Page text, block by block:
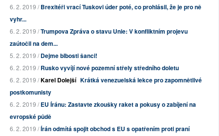
6. 2. 2019 /Brexitéři vrací Tuskovi úder poté, co prohlásil, že je pro ně
vyhr...
6. 2. 2019 /Trumpova Zpráva o stavu Unie: V konfliktním projevu
zaútočil na dem...
5. 2. 2019 /Dejme blbosti šanci!
6. 2. 2019 /Rusko vyvíjí nové pozemní střely středního doletu
6. 2. 2019 /Karel Dolejší Krátká venezuelská lekce pro zapomnětlivé
postkomunisty
6. 2. 2019 /EU Íránu: Zastavte zkoušky raket a pokusy o zabíjení na
evropské půdě
6. 2. 2019 /Írán odmítá spojit obchod s EU s opatřením proti praní